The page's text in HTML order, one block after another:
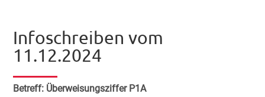
Infoschreiben vom
11.12.2024
Betreff: Überweisungsziffer P1A